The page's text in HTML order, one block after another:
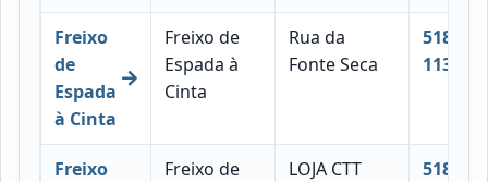
Freixo
de
Espada
à Cinta
Freixo de
Espada à
Cinta
Rua da
Fonte Seca
5180-
113
Freixo
Freixo de
LOJA CTT
5180-